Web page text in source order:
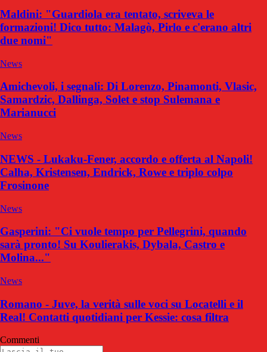
Maldini: "Guardiola era tentato, scriveva le
formazioni! Dico tutto: Malagò, Pirlo e c'erano altri
due nomi"
News
Amichevoli, i segnali: Di Lorenzo, Pinamonti, Vlasic,
Samardzic, Dallinga, Solet e stop Sulemana e
Marianucci
News
NEWS - Lukaku-Fener, accordo e offerta al Napoli!
Calha, Kristensen, Endrick, Rowe e triplo colpo
Frosinone
News
Gasperini: "Ci vuole tempo per Pellegrini, quando
sarà pronto! Su Koulierakis, Dybala, Castro e
Molina..."
News
Romano - Juve, la verità sulle voci su Locatelli e il
Real! Contatti quotidiani per Kessie: cosa filtra
Commenti